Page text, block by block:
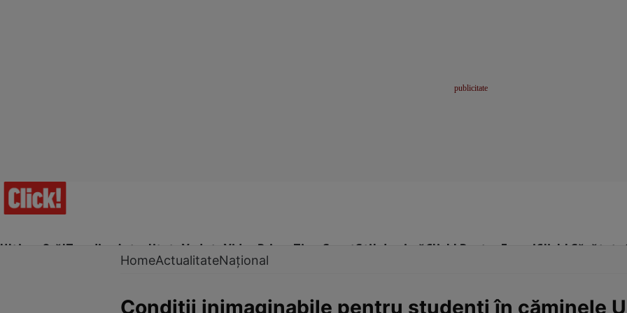
Ultima Oră!Trending Actualitate Vedete Video Prime Time SportStil de viațăClick! Pentru FemeiClick! Sănătate
HomeActualitateNațional
Condiții inimaginabile pentru studenți în căminele